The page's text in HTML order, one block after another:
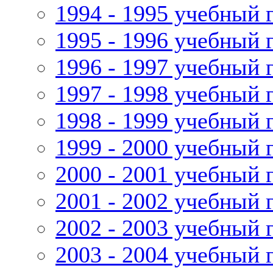
1994 - 1995 учебный
1995 - 1996 учебный
1996 - 1997 учебный
1997 - 1998 учебный
1998 - 1999 учебный
1999 - 2000 учебный
2000 - 2001 учебный
2001 - 2002 учебный
2002 - 2003 учебный
2003 - 2004 учебный